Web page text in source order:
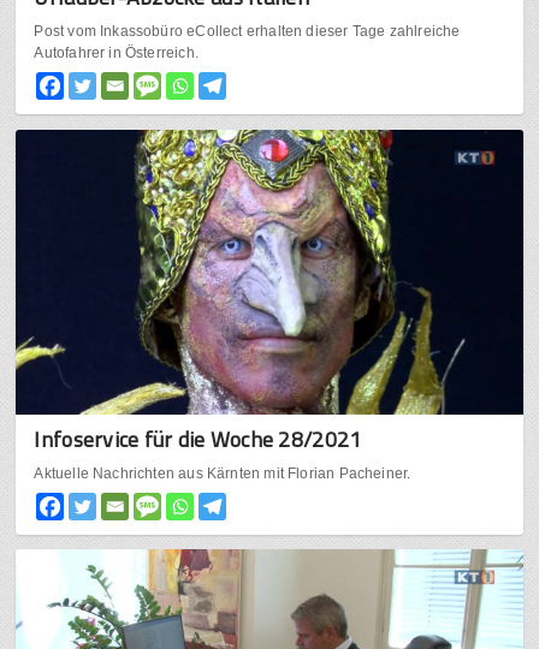
Post vom Inkassobüro eCollect erhalten dieser Tage zahlreiche
Autofahrer in Österreich.
Infoservice für die Woche 28/2021
Aktuelle Nachrichten aus Kärnten mit Florian Pacheiner.